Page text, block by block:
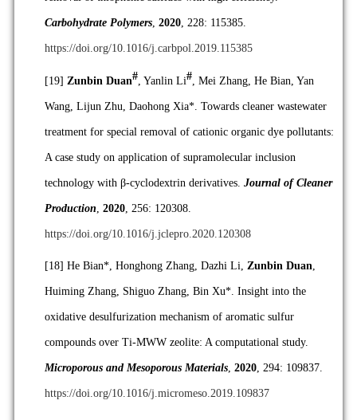
Carbohydrate Polymers, 2020, 228: 115385.
https://doi.org/10.1016/j.carbpol.2019.115385
[19] Zunbin Duan#, Yanlin Li#, Mei Zhang, He Bian, Yan
Wang, Lijun Zhu, Daohong Xia*. Towards cleaner wastewater
treatment for special removal of cationic organic dye pollutants:
A case study on application of supramolecular inclusion
technology with β-cyclodextrin derivatives. Journal of Cleaner
Production 2020, 256: 120308.
https://doi.org/10.1016/j.jclepro.2020.120308
[18] He Bian*, Honghong Zhang, Dazhi Li, Zunbin Duan
Huiming Zhang, Shiguo Zhang, Bin Xu*. Insight into the
oxidative desulfurization mechanism of aromatic sulfur
compounds over Ti-MWW zeolite: A computational study.
Microporous and Mesoporous Materials, 2020, 294: 109837.
https://doi.org/10.1016/j.micromeso.2019.109837